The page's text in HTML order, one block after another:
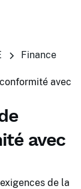
Finance
avec
de la